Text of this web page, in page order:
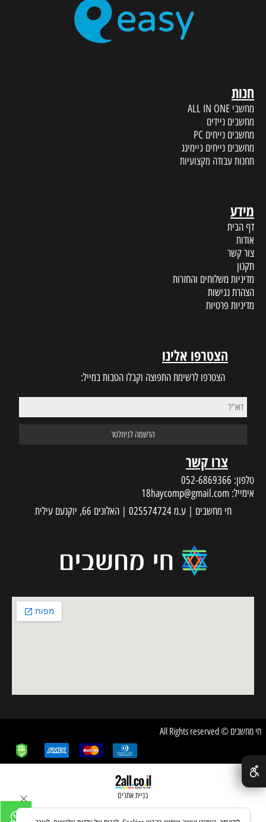
חנות
מחשבי ALL IN ONE
מחשבים ניידים
מחשבים נייחים PC
מחשבים נייחים גיימינג
תחנות עבודה מקצועיות
מידע
דף הבית
אודות
צור קשר
תקנון
מדיניות משלוחים והחזרות
הצהרת נגישות
מדיניות פרטיות
הצטרפו אלינו
הצטרפו לרשימת התפוצה וקבלו הטבות במייל:
צרו קשר
טלפון: 052-6869366
אימייל: 18haycomp@gmail.com
חי מחשבים | ע.מ 025574724 | האלונים 66, יוקנעם עילית
חי מחשבים © All Rights reserved
בניית אתרים